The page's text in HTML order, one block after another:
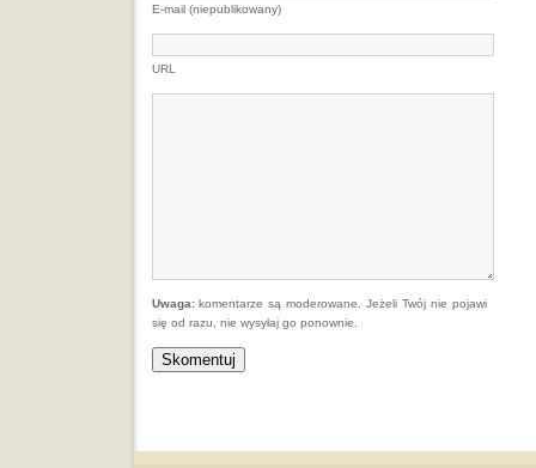
E-mail (niepublikowany)
URL
Uwaga:komentarze są moderowane. Jeżeli Twój nie pojawi
się od razu, nie wysyłaj go ponownie.